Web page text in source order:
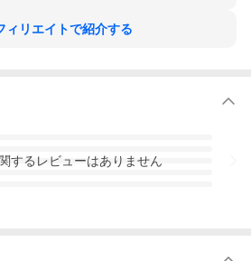
ィリエイトで紹介する
するレビューはありません